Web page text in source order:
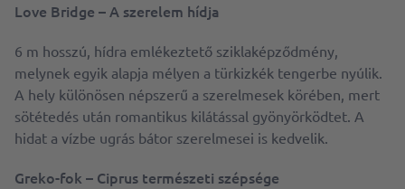
Love Bridge – A szerelem hídja
6 m hosszú, hídra emlékeztető sziklaképződmény,
melynek egyik alapja mélyen a türkizkék tengerbe nyúlik.
A hely különösen népszerű a szerelmesek körében, mert
sötétedés után romantikus kilátással gyönyörködtet. A
hidat a vízbe ugrás bátor szerelmesei is kedvelik.
Greko-fok – Ciprus természeti szépsége